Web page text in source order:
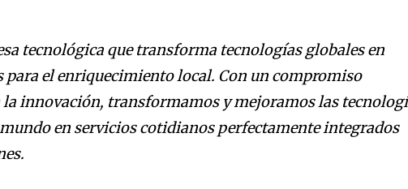
tecnológica que transforma tecnologías globales en
para el enriquecimiento local. Con un compromiso
innovación, transformamos y mejoramos las
en servicios cotidianos perfectamente integrados